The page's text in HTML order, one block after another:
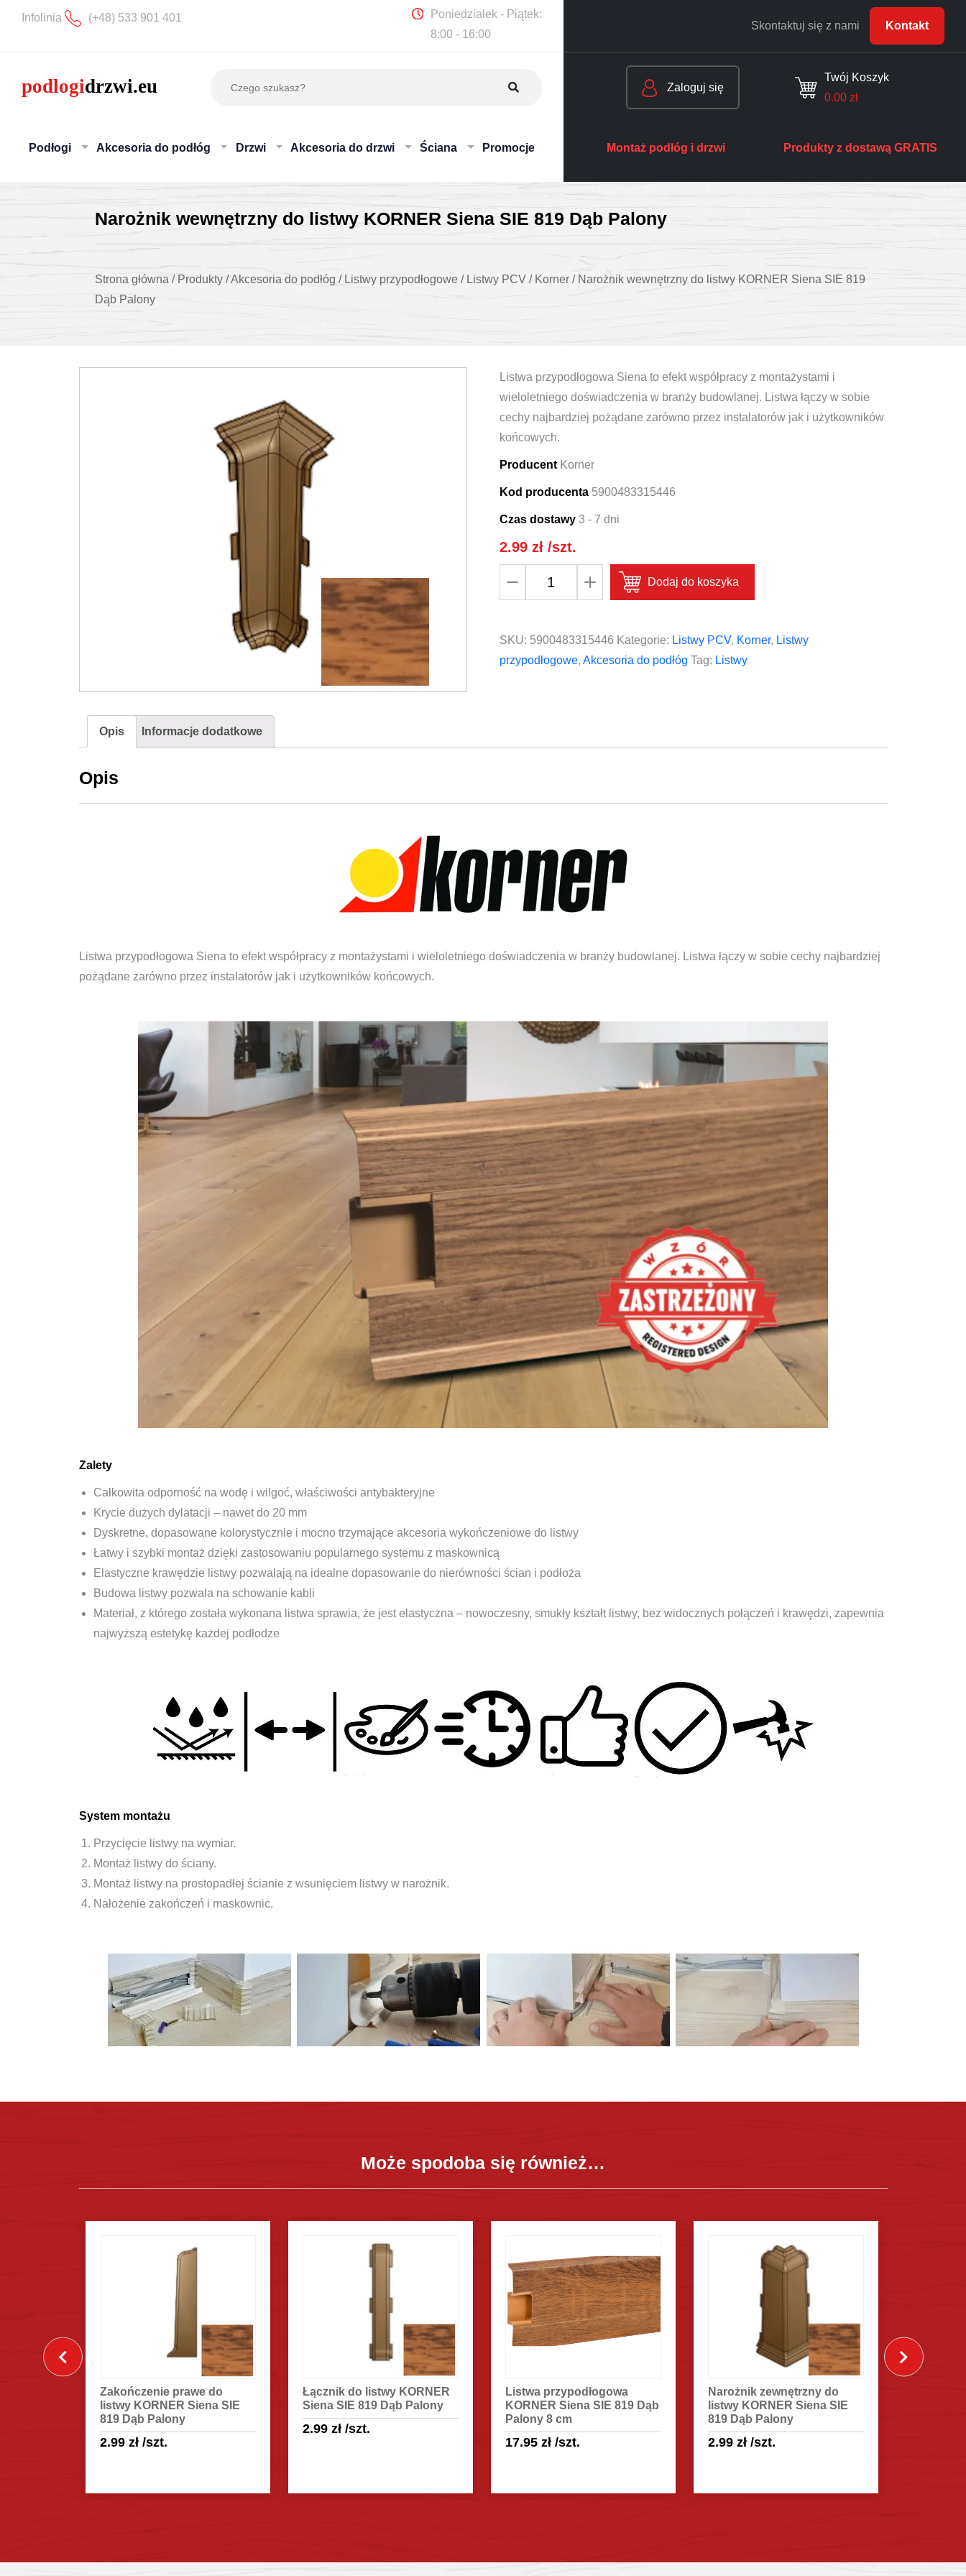
Infolinia (+48) 533 901 401
Poniedziałek - Piątek:
8:00 - 16:00
Skontaktuj się z nami Kontakt
Podłogi Akcesoria do podłóg Drzwi Akcesoria do drzwi Ściana Promocje
Zaloguj się
Twój Koszyk
0.00 zł
Montaż podłóg i drzwi Produkty z dostawą GRATIS
Narożnik wewnętrzny do listwy KORNER Siena SIE 819 Dąb Palony
Strona główna / Produkty /Akcesoria do podłóg / Listwy przypodłogowe / Listwy PCV / Korner / Narożnik wewnętrzny do listwy KORNER Siena SIE 819
Dąb Palony
Listwa przypodłogowa Siena to efekt współpracy z montażystami i
wieloletniego doświadczenia w branży budowlanej. Listwa łączy w sobie
cechy najbardziej pożądane zarówno przez instalatorów jak i użytkowników
końcowych.
Producent Korner
Kod producenta 5900483315446
Czas dostawy 3 - 7 dni
2.99 zł/szt.
do
Dodaj do koszyka
SKU: 5900483315446 Kategorie: Listwy PCV, Korner, Listwy
przypodłogowe, Akcesoria do podłóg Tag: Listwy
Opis Informacje dodatkowe
Opis
Listwa przypodłogowa Siena to efekt współpracy z montażystami i wieloletniego doświadczenia w branży budowlanej. Listwa łączy w sobie cechy najbardziej
pożądane zarówno przez instalatorów jak i użytkowników końcowych.
Zalety
Całkowita odporność na wodę i wilgoć, właściwości antybakteryjne
Krycie dużych dylatacji – nawet do 20 mm
Dyskretne, dopasowane kolorystycznie i mocno trzymające akcesoria wykończeniowe do listwy
Łatwy i szybki montaż dzięki zastosowaniu popularnego systemu z maskownicą
Elastyczne krawędzie listwy pozwalają na idealne dopasowanie do nierówności ścian i podłoża
Budowa listwy pozwala na schowanie kabli
Materiał, z którego została wykonana listwa sprawia, że jest elastyczna – nowoczesny, smukły kształt listwy, bez widocznych połączeń i krawędzi, zapewnia
najwyższą estetykę każdej podłodze
System montażu
Przycięcie listwy na wymiar.
Montaż listwy do ściany.
Montaż listwy na prostopadłej ścianie z wsunięciem listwy w narożnik.
Nałożenie zakończeń i maskownic.
Może spodoba się również…
Zakończenie prawe do
listwy KORNER Siena SIE
819 Dąb Palony
2.99 zł/szt.
Łącznik do listwy KORNER
Siena SIE 819 Dąb Palony
2.99 zł/szt.
Listwa przypodłogowa
KORNER Siena SIE 819 Dąb
Palony 8 cm
17.95zł /szt.
Narożnik zewnętrzny do
listwy KORNER Siena SIE
819 Dąb Palony
2.99zł /szt.